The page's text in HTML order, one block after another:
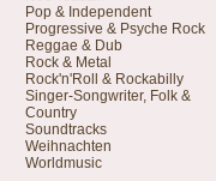
Pop & Independent
Progressive & Psyche Rock
Reggae & Dub
Rock & Metal
Rock'n'Roll & Rockabilly
Singer-Songwriter, Folk &
Country
Soundtracks
Weihnachten
Worldmusic